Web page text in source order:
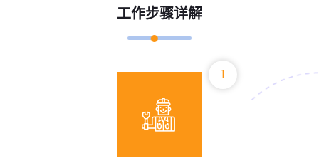
工作步骤详解
1